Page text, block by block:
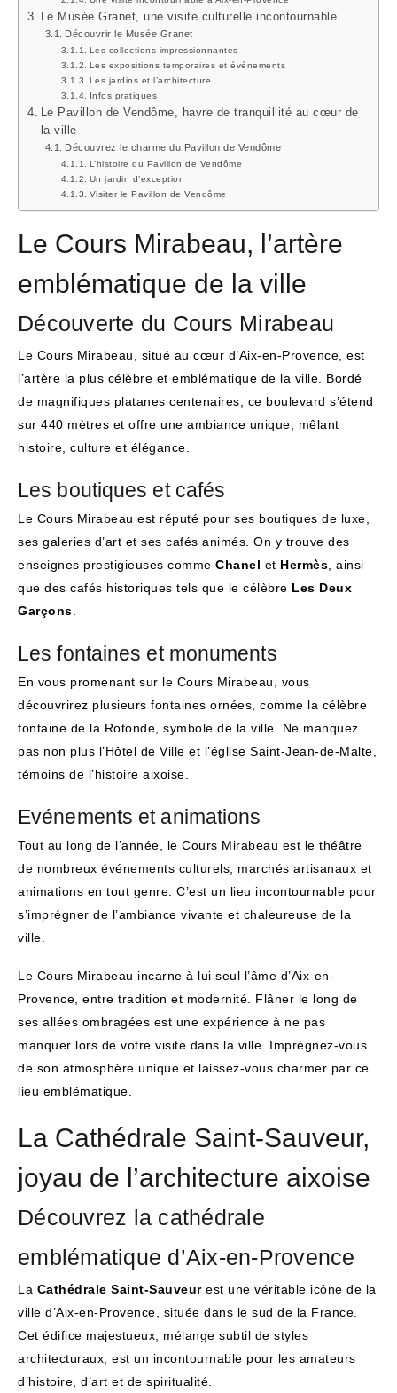
Le Musée Granet, une visite culturelle incontournable
Découvrir le Musée Granet
Les collections impressionnantes
Les expositions temporaires et événements
Les jardins et l’architecture
Infos pratiques
Le Pavillon de Vendôme, havre de tranquillité au cœur de
la ville
Découvrez le charme du Pavillon de Vendôme
L’histoire du Pavillon de Vendôme
Un jardin d’exception
Visiter le Pavillon de Vendôme
Le Cours Mirabeau, l’artère
emblématique de la ville
Découverte du Cours Mirabeau
Le Cours Mirabeau, situé au cœur d’Aix-en-Provence, est
l’artère la plus célèbre et emblématique de la ville. Bordé
de magnifiques platanes centenaires, ce boulevard s’étend
sur 440 mètres et offre une ambiance unique, mêlant
histoire, culture et élégance.
Les boutiques et cafés
Le Cours Mirabeau est réputé pour ses boutiques de luxe,
ses galeries d’art et ses cafés animés. On y trouve des
enseignes prestigieuses comme Chanel et Hermès , ainsi
que des cafés historiques tels que le célèbre Les Deux
Garçons
Les fontaines et monuments
En vous promenant sur le Cours Mirabeau, vous
découvrirez plusieurs fontaines ornées, comme la célèbre
fontaine de la Rotonde, symbole de la ville. Ne manquez
pas non plus l’Hôtel de Ville et l’église Saint-Jean-de-Malte,
témoins de l’histoire aixoise.
Evénements et animations
Tout au long de l’année, le Cours Mirabeau est le théâtre
de nombreux événements culturels, marchés artisanaux et
animations en tout genre. C’est un lieu incontournable pour
s’imprégner de l’ambiance vivante et chaleureuse de la
ville.
Le Cours Mirabeau incarne à lui seul l’âme d’Aix-en-
Provence, entre tradition et modernité. Flâner le long de
ses allées ombragées est une expérience à ne pas
manquer lors de votre visite dans la ville. Imprégnez-vous
de son atmosphère unique et laissez-vous charmer par ce
lieu emblématique.
La Cathédrale Saint-Sauveur,
joyau de l’architecture aixoise
Découvrez la cathédrale
emblématique d’Aix-en-Provence
La Cathédrale Saint-Sauveurest une véritable icône de la
ville d’Aix-en-Provence, située dans le sud de la France.
Cet édifice majestueux, mélange subtil de styles
architecturaux, est un incontournable pour les amateurs
d’histoire, d’art et de spiritualité.